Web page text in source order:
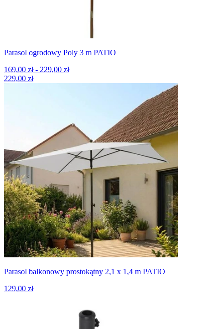
Parasol ogrodowy Poly 3 m PATIO
169,00 zł - 229,00 zł
229,00 zł
Parasol balkonowy prostokątny 2,1 x 1,4 m PATIO
129,00 zł